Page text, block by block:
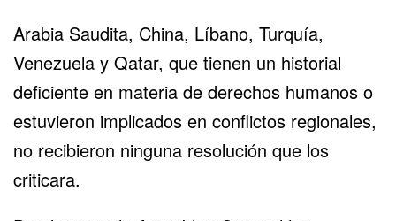
Arabia Saudita, China, Líbano, Turquía,
Venezuela y Qatar, que tienen un historial
deficiente en materia de derechos humanos o
estuvieron implicados en conflictos regionales,
no recibieron ninguna resolución que los
criticara.